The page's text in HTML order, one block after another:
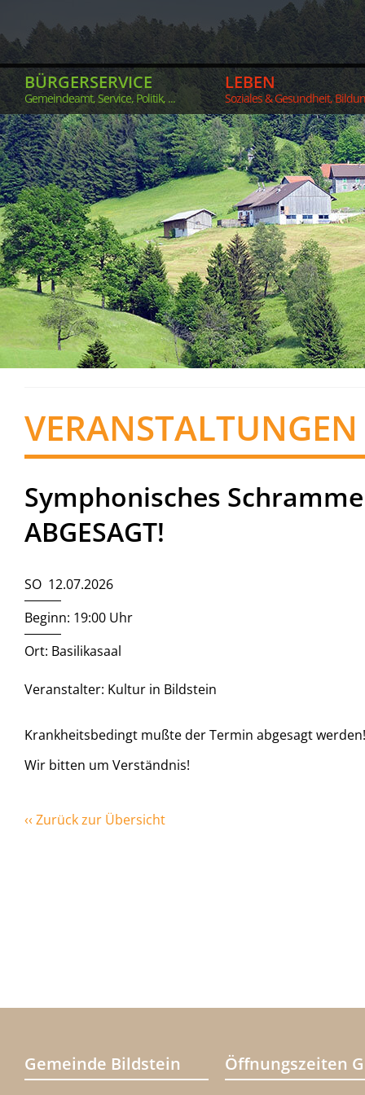
BÜRGERSERVICE
Gemeindeamt, Service, Politik, ...
LEBEN
Soziales & Gesundheit,
VERANSTALTUNGEN
Symphonisches
ABGESAGT!
SO 12.07.2026
Beginn: 19:00 Uhr
Ort: Basilikasaal
Veranstalter: Kultur in Bildstein
Krankheitsbedingt mußte der Termin abgesagt
Wir bitten um Verständnis!
‹‹ Zurück zur Übersicht
Gemeinde Bildstein Öffnungszeiten